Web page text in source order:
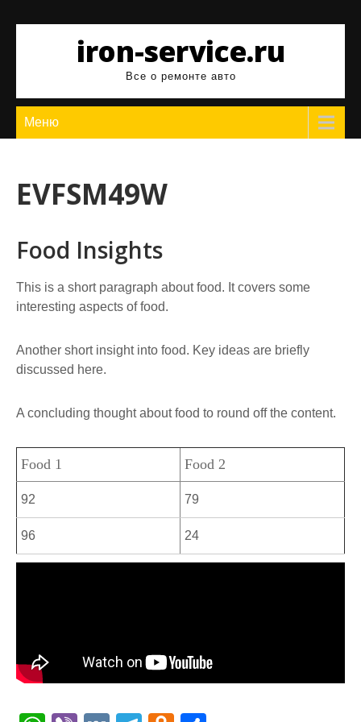
содержимомуiron-service.ru
Все о ремонте авто
Меню
EVFSM49W
Food Insights
This is a short paragraph about food. It covers some
interesting aspects of food.
Another short insight into food. Key ideas are briefly
discussed here.
A concluding thought about food to round off the content.
Food 1 Food 2
92 79
96 24